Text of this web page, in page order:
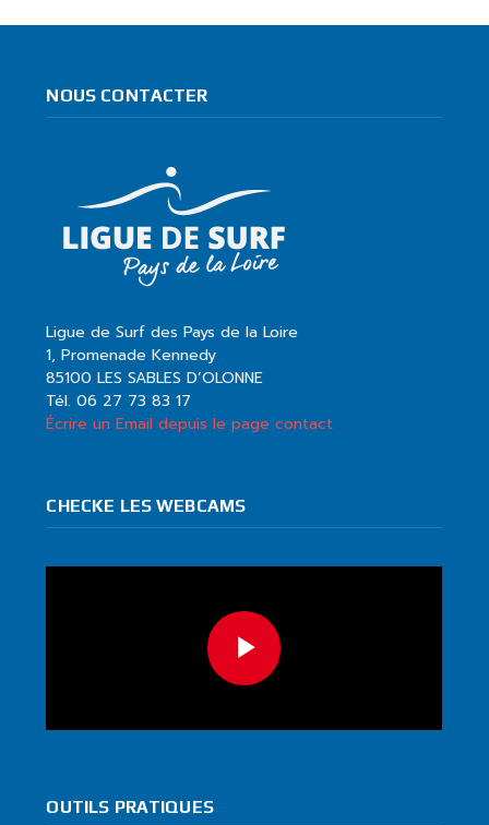
NOUS CONTACTER
Ligue de Surf des Pays de la Loire
1, Promenade Kennedy
85100 LES SABLES D’OLONNE
Tél. 06 27 73 83 17
Écrire un Email depuis le page contact
CHECKE LES WEBCAMS
OUTILS PRATIQUES